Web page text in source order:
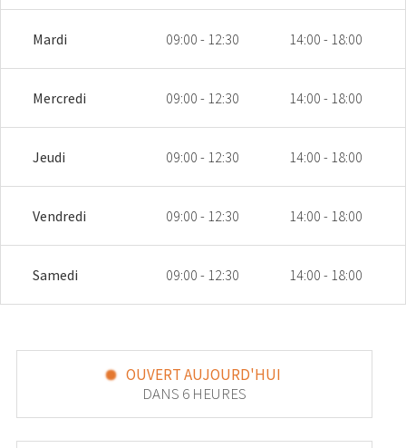
Mardi 09:00 - 12:30 14:00 - 18:00
Mercredi 09:00 - 12:30 14:00 - 18:00
Jeudi 09:00 - 12:30 14:00 - 18:00
Vendredi 09:00 - 12:30 14:00 - 18:00
Samedi 09:00 - 12:30 14:00 - 18:00
OUVERT AUJOURD'HUI
DANS 6 HEURES